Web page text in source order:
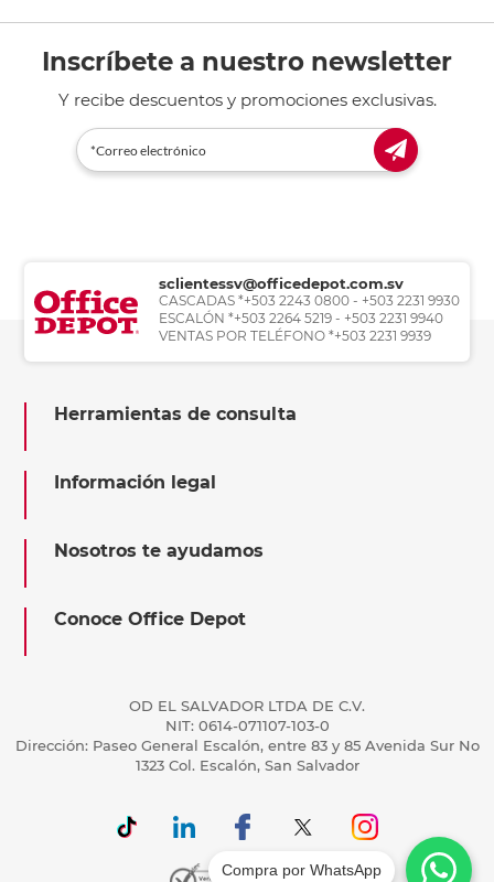
Inscríbete a nuestro newsletter
Y recibe descuentos y promociones exclusivas.
sclientessv@officedepot.com.sv
CASCADAS *+503 2243 0800 - +503 2231 9930
ESCALÓN *+503 2264 5219 - +503 2231 9940
VENTAS POR TELÉFONO *+503 2231 9939
Herramientas de consulta
Información legal
Nosotros te ayudamos
Conoce Office Depot
OD EL SALVADOR LTDA DE C.V.
NIT: 0614-071107-103-0
Dirección: Paseo General Escalón, entre 83 y 85 Avenida Sur No
1323 Col. Escalón, San Salvador
Compra por WhatsApp